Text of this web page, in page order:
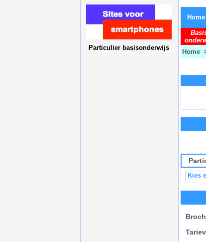
Particulier basisonderwijs
Home
Home